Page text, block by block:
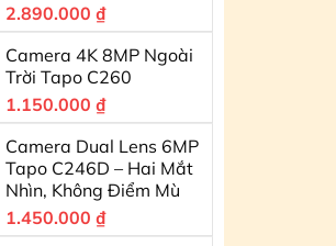
2.890.000 ₫
Camera 4K 8MP Ngoài
Trời Tapo C260
1.150.000 ₫
Camera Dual Lens 6MP
Tapo C246D – Hai Mắt
Nhìn, Không Điểm Mù
1.450.000 ₫